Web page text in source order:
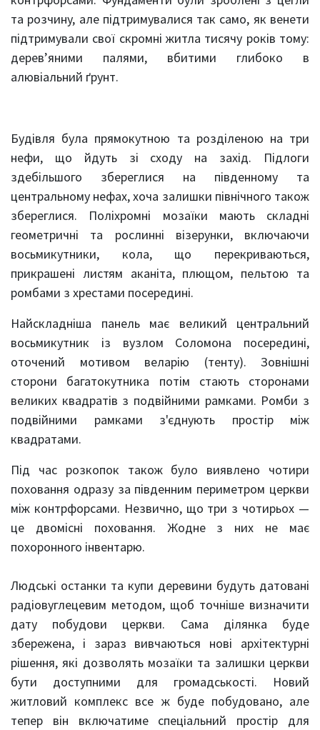
та розчину, але підтримувалися так само, як венети
підтримували свої скромні житла тисячу років тому:
дерев’яними палями, вбитими глибоко в
алювіальний ґрунт.
Будівля була прямокутною та розділеною на три
нефи, що йдуть зі сходу на захід. Підлоги
здебільшого збереглися на південному та
центральному нефах, хоча залишки північного також
збереглися. Поліхромні мозаїки мають складні
геометричні та рослинні візерунки, включаючи
восьмикутники, кола, що перекриваються,
прикрашені листям аканіта, плющом, пельтою та
ромбами з хрестами посередині.
Найскладніша панель має великий центральний
восьмикутник із вузлом Соломона посередині,
оточений мотивом веларію (тенту). Зовнішні
сторони багатокутника потім стають сторонами
великих квадратів з подвійними рамками. Ромби з
подвійними рамками з'єднують простір між
квадратами.
Під час розкопок також було виявлено чотири
поховання одразу за південним периметром церкви
між контрфорсами. Незвично, що три з чотирьох —
це двомісні поховання. Жодне з них не має
похоронного інвентарю.
Людські останки та купи деревини будуть датовані
радіовуглецевим методом, щоб точніше визначити
дату побудови церкви. Сама ділянка буде
збережена, і зараз вивчаються нові архітектурні
рішення, які дозволять мозаїки та залишки церкви
бути доступними для громадськості. Новий
житловий комплекс все ж буде побудовано, але
тепер він включатиме спеціальний простір для